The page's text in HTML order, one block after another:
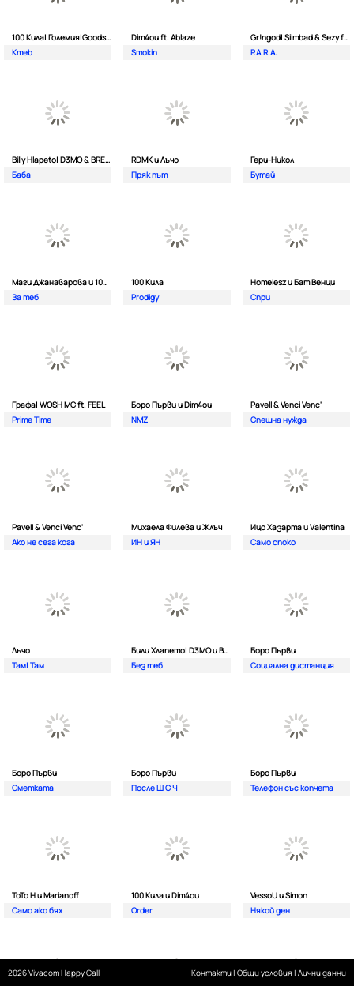
100 Кила| Големия|Goodslav и 2 Лица
Kmeb
Dim4ou ft. Ablaze
Smokin
Gr!ngod| Siimbad & Sezy ft. Djaany
P.A.R.A.
Billy Hlapeto| D3MO & BREVIS
Баба
RDMK и Лъчо
Пряк път
Гери-Никол
Бутай
Маги Джанаварова и 100 Кила
За теб
100 Кила
Prodigy
Homelesz и Бат Венци
Спри
Графа| WOSH MC ft. FEEL
Prime Time
Боро Първи и Dim4ou
NMZ
Pavell & Venci Venc'
Спешна нужда
Pavell & Venci Venc'
Ако не сега кога
Михаела Филева и Жлъч
ИН и ЯН
Ицо Хазарта и Valentina
Само споко
Лъчо
Там| Там
Били Хлапето| D3MO и BREVIS
Без теб
Боро Първи
Социална дистанция
Боро Първи
Сметката
Боро Първи
После Ш С Ч
Боро Първи
Телефон със копчета
ТоТо Н и Marianoff
Само ако бях
100 Кила и Dim4ou
Order
VessoU и Simon
Някой ден
2026 Vivacom Happy Call Контакти| Общи условия | Лични данни